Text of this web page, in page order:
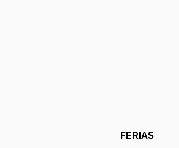
FERIAS